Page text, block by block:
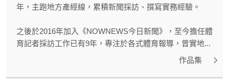
年，主跑地方產經線，累積新聞採訪、撰寫實務經驗。
之後於2016年加入《NOWNEWS今日新聞》，至今擔任體
育記者採訪工作已有9年，專注於各式體育報導，曾實地...
作品集